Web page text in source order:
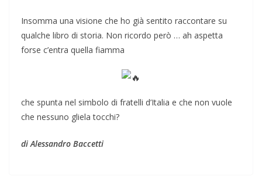
Insomma una visione che ho già sentito raccontare su
qualche libro di storia. Non ricordo però … ah aspetta
forse c’entra quella fiamma
che spunta nel simbolo di fratelli d’Italia e che non vuole
che nessuno gliela tocchi?
di Alessandro Baccetti